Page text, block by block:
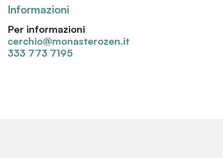
Informazioni
Per informazioni
cerchio@monasterozen.it
333 773 7195